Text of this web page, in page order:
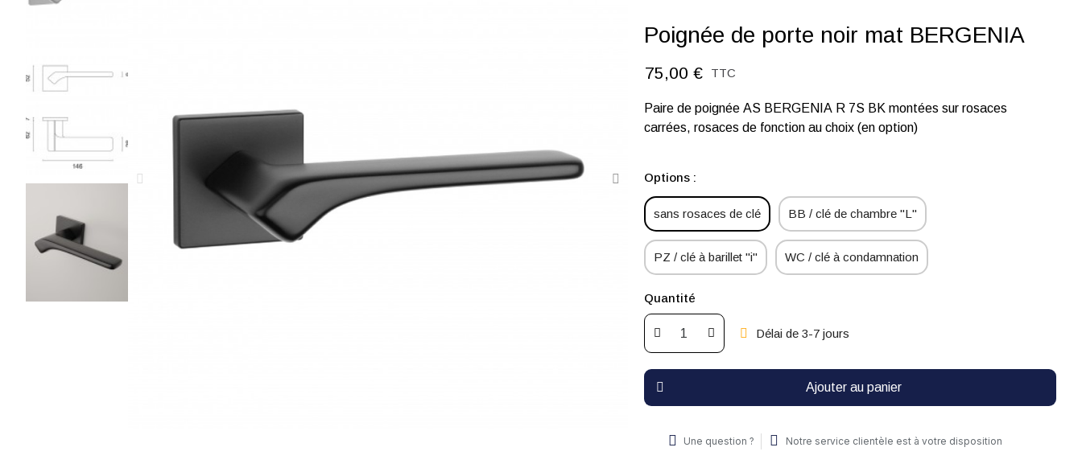
Poignée de porte noir mat BERGENIA
75,00 € TTC
Paire de poignée AS BERGENIA R 7S BK montées sur rosaces
carrées, rosaces de fonction au choix (en option)
Options :
sans rosaces de clé BB / clé de chambre "L"
PZ / clé à barillet "i" WC / clé à condamnation
Quantité
Délai de 3-7 jours
Ajouter au panier
Une question ? Notre service clientèle est à votre disposition